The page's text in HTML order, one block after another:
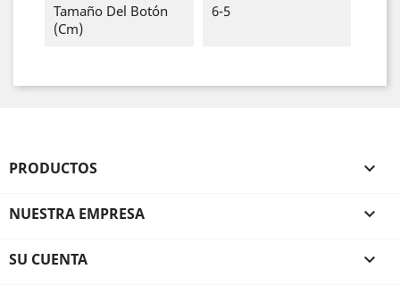
Tamaño Del Botón
(cm)
6-5
PRODUCTOS 
NUESTRA EMPRESA 
SU CUENTA 